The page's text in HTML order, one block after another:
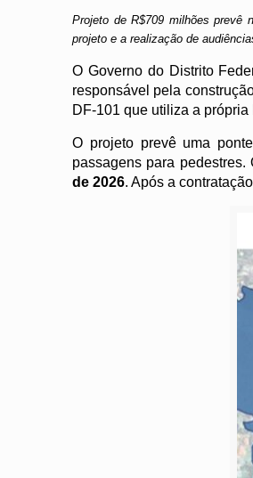
Projeto de R$709 milhões prevê
projeto e a realização de
O Governo do Distrito
responsável pela
DF-101 que utiliza a
O projeto prevê uma
passagens para
de 2026. Após a